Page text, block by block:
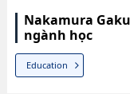
Nakamura
ngành học
Education